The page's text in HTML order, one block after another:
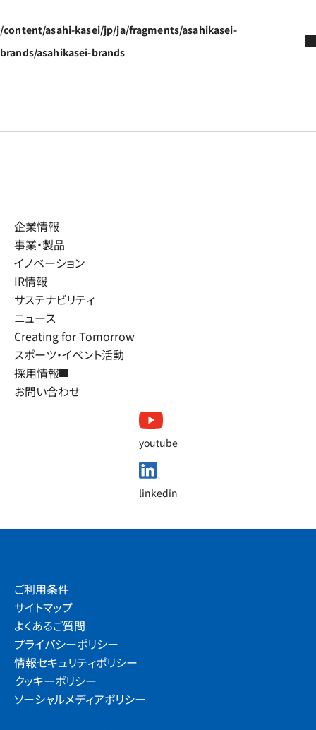
/content/asahi-kasei/jp/ja/fragments/asahikasei-
brands/asahikasei-brands
企業情報
事業・製品
イノベーション
IR情報
サステナビリティ
ニュース
Creating for Tomorrow
スポーツ・イベント活動
採用情報
お問い合わせ
youtube
linkedin
ご利用条件
サイトマップ
よくあるご質問
プライバシーポリシー
情報セキュリティポリシー
クッキーポリシー
ソーシャルメディアポリシー